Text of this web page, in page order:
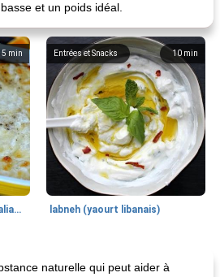
et un poids idéal.
min
trempette au fromage vidalia® au fromage
10 min
Entrées et Snacks
labneh (yaourt libanais)
naturelle qui peut aider à